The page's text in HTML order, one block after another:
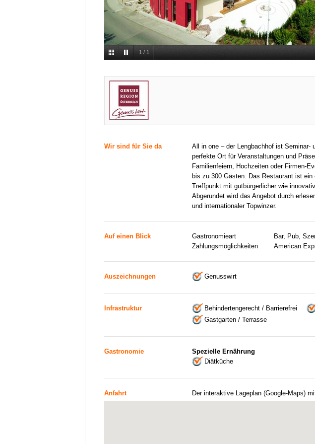
1 / 1
Wir sind für Sie da
All in one – der Lengbachhof ist Seminar-
perfekte Ort für Veranstaltungen und
Familienfeiern, Hochzeiten oder Firmen-
bis zu 300 Gästen. Das Restaurant ist ein
Treffpunkt mit gutbürgerlicher wie
Abgerundet wird das Angebot durch
und internationaler Topwinzer.
Auf einen Blick Gastronomieart
Bar, Pub,
Zahlungsmöglichkeiten
American
Auszeichnungen Genusswirt
Infrastruktur Behindertengerecht / Barrierefrei
Gastgarten / Terrasse
Gastronomie
Spezielle Ernährung
Diätküche
Anfahrt Der interaktive Lageplan (Google-Maps)